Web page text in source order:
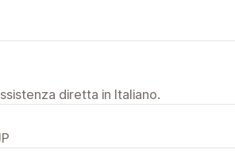
diretta in Italiano.